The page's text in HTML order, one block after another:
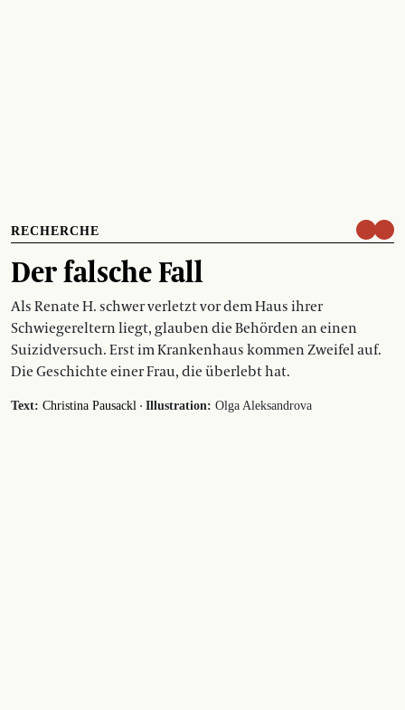
RECHERCHE
Der falsche Fall
Als Renate H. schwer verletzt vor dem Haus ihrer
Schwiegereltern liegt, glauben die Behörden an einen
Suizidversuch. Erst im Krankenhaus kommen Zweifel auf.
Die Geschichte einer Frau, die überlebt hat.
Text: Christina Pausackl · Illustration: Olga Aleksandrova